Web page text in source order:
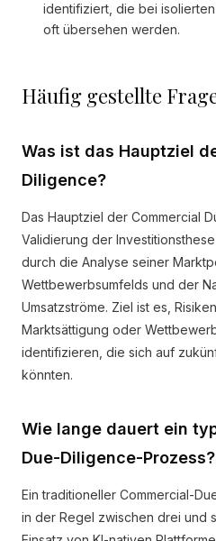
identifiziert, die bei
oft übersehen werden.
Häufig gestellte
Was ist das Hauptziel
Diligence?
Das Hauptziel der Commercial
Validierung der
durch die Analyse seiner
Wettbewerbsumfelds und der
Umsatzströme. Ziel ist es,
Marktsättigung oder
identifizieren, die sich auf
könnten.
Wie lange dauert ein
Due-Diligence-Prozess?
Ein traditioneller Commercial-
in der Regel zwischen drei und